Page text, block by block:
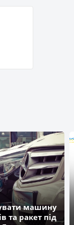
машину
та ракет під